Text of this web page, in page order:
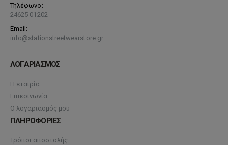
Τηλέφωνο:
24625 01202
Email:
info@stationstreetwearstore.gr
ΛΟΓΑΡΙΑΣΜΟΣ
Η εταιρία
Επικοινωνία
Ο λογαριασμός μου
ΠΛΗΡΟΦΟΡΙΕΣ
Τρόποι αποστολής